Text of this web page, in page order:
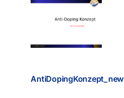
AntiDopingKonzept_new